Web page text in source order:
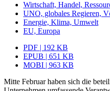
Wirtschaft, Handel,
UNO, globales Regieren,
Energie, Klima, Umwelt
EU, Europa
PDF | 192 KB
EPUB | 651 KB
MOBI | 963 KB
Mitte Februar haben sich die